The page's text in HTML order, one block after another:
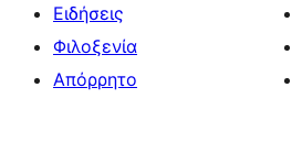
Ειδήσεις
Φιλοξενία
Απόρρητο